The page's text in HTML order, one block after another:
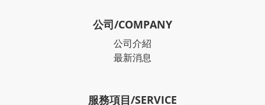
公司/COMPANY
公司介紹
最新消息
服務項目/SERVICE